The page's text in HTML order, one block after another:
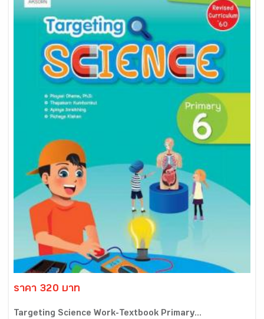
ราคา 320 บาท
Targeting Science Work-Textbook Primary...